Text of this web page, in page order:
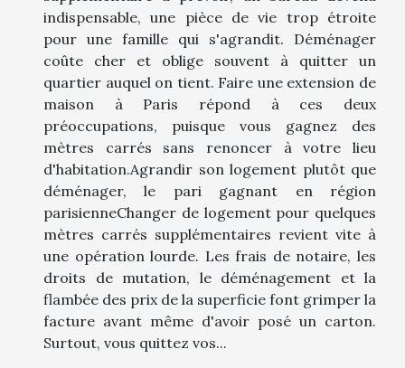
indispensable, une pièce de vie trop étroite
pour une famille qui s'agrandit. Déménager
coûte cher et oblige souvent à quitter un
quartier auquel on tient. Faire une extension de
maison à Paris répond à ces deux
préoccupations, puisque vous gagnez des
mètres carrés sans renoncer à votre lieu
d'habitation.Agrandir son logement plutôt que
déménager, le pari gagnant en région
parisienneChanger de logement pour quelques
mètres carrés supplémentaires revient vite à
une opération lourde. Les frais de notaire, les
droits de mutation, le déménagement et la
flambée des prix de la superficie font grimper la
facture avant même d'avoir posé un carton.
Surtout, vous quittez vos...